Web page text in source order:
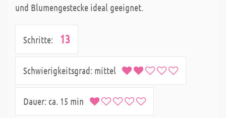
und Blumengestecke ideal geeignet.
Schritte: 13
Schwierigkeitsgrad: mittel
Dauer: ca. 15 min